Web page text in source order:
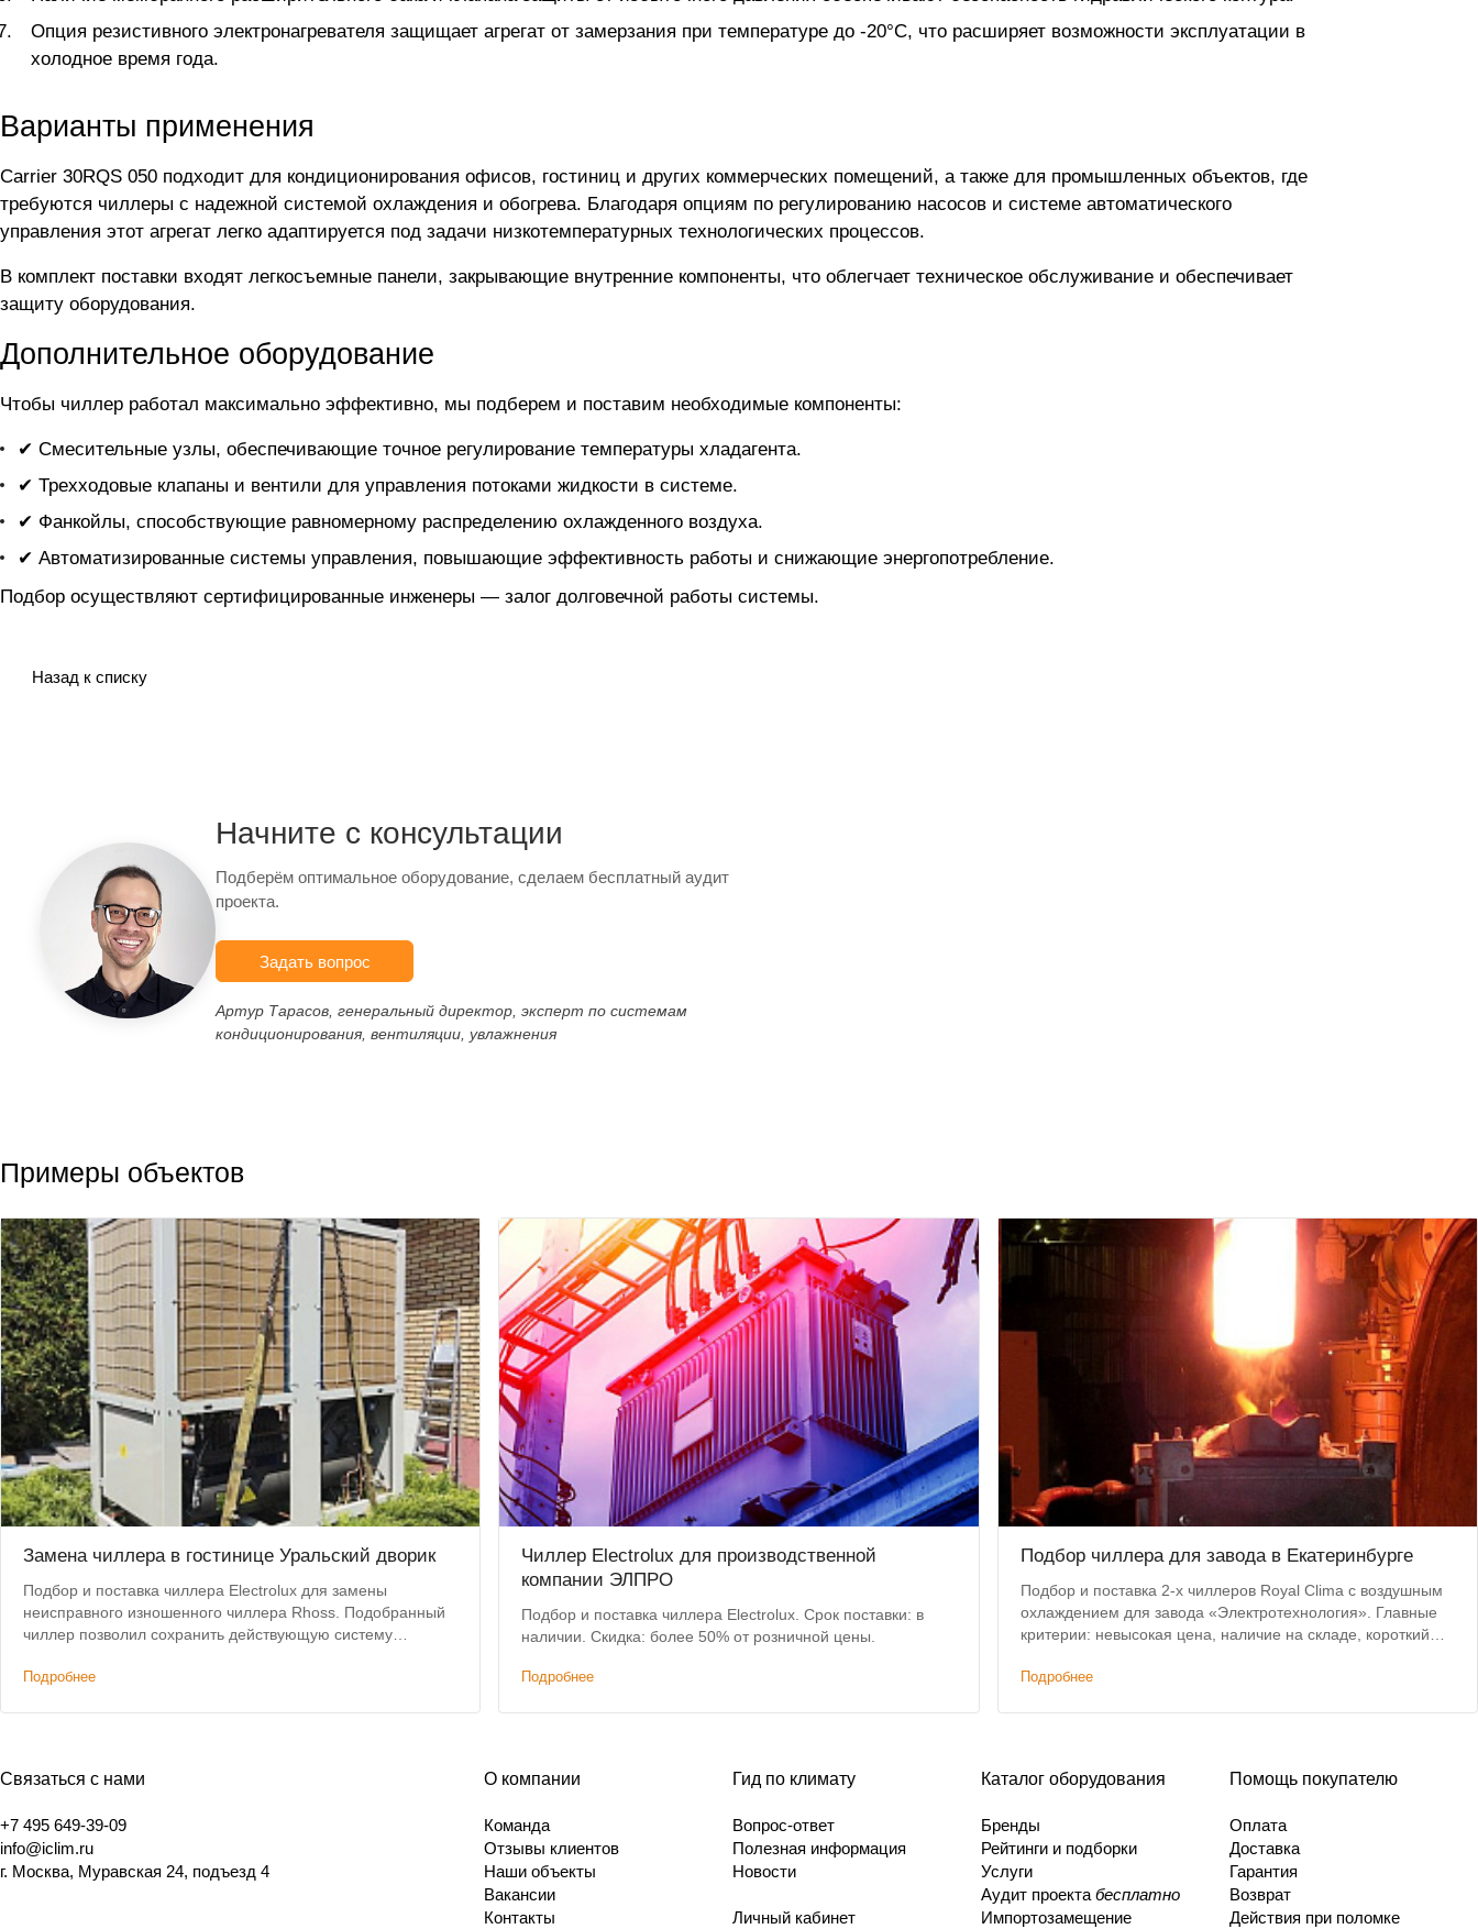
Опция резистивного электронагревателя защищает агрегат от замерзания при температуре до -20°С, что расширяет возможности эксплуатации в
холодное время года.
Варианты применения
Carrier 30RQS 050 подходит для кондиционирования офисов, гостиниц и других коммерческих помещений, а также для промышленных объектов, где
требуются чиллеры с надежной системой охлаждения и обогрева. Благодаря опциям по регулированию насосов и системе автоматического
управления этот агрегат легко адаптируется под задачи низкотемпературных технологических процессов.
В комплект поставки входят легкосъемные панели, закрывающие внутренние компоненты, что облегчает техническое обслуживание и обеспечивает
защиту оборудования.
Дополнительное оборудование
Чтобы чиллер работал максимально эффективно, мы подберем и поставим необходимые компоненты:
✔ Смесительные узлы, обеспечивающие точное регулирование температуры хладагента.
✔ Трехходовые клапаны и вентили для управления потоками жидкости в системе.
✔ Фанкойлы, способствующие равномерному распределению охлажденного воздуха.
✔ Автоматизированные системы управления, повышающие эффективность работы и снижающие энергопотребление.
Подбор осуществляют сертифицированные инженеры — залог долговечной работы системы.
Назад к списку
Начните с консультации
Подберём оптимальное оборудование, сделаем бесплатный аудит
проекта.
Задать вопрос
Артур Тарасов, генеральный директор, эксперт по системам
кондиционирования, вентиляции, увлажнения
Примеры объектов
Замена чиллера в гостинице Уральский дворик
Подбор и поставка чиллера Electrolux для замены
неисправного изношенного чиллера Rhoss. Подобранный
чиллер позволил сохранить действующую систему
Подробнее
Чиллер Electrolux для производственной
компании ЭЛПРО
Подбор и поставка чиллера Electrolux. Срок поставки: в
наличии. Скидка: более 50% от розничной цены.
Подробнее
Подбор чиллера для завода в Екатеринбурге
Подбор и поставка 2-х чиллеров Royal Clima с воздушным
охлаждением для завода «Электротехнология». Главные
критерии: невысокая цена, наличие на складе, короткий
Подробнее
Связаться с нами
+7 495 649-39-09
info@iclim.ru
г. Москва, Муравская 24, подъезд 4
О компании
Команда
Отзывы клиентов
Наши объекты
Вакансии
Контакты
Гид по климату
Вопрос-ответ
Полезная информация
Новости
Личный кабинет
Каталог оборудования
Бренды
Рейтинги и подборки
Услуги
Аудит проекта бесплатно
Импортозамещение
Помощь покупателю
Оплата
Доставка
Гарантия
Возврат
Действия при поломке